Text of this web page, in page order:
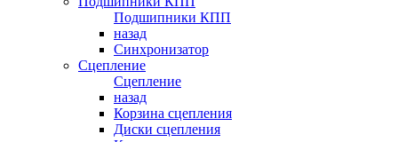
Подшипники КПП
назад
Синхронизатор
Сцепление
Сцепление
назад
Корзина сцепления
Диски сцепления